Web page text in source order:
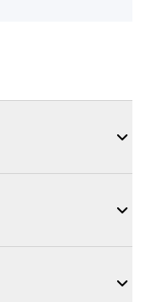


